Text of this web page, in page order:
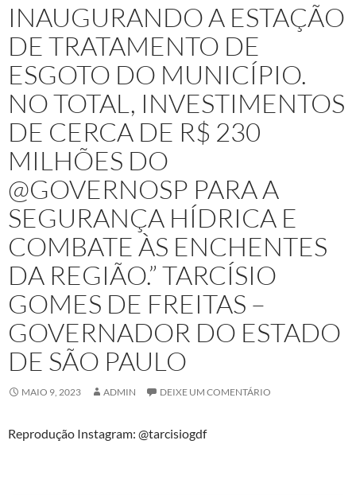
INAUGURANDO A ESTAÇÃO
DE TRATAMENTO DE
ESGOTO DO MUNICÍPIO.
NO TOTAL, INVESTIMENTOS
DE CERCA DE R$ 230
MILHÕES DO
@GOVERNOSP PARA A
SEGURANÇA HÍDRICA E
COMBATE ÀS ENCHENTES
DA REGIÃO.” TARCÍSIO
GOMES DE FREITAS –
GOVERNADOR DO ESTADO
DE SÃO PAULO
MAIO 9, 2023 ADMIN DEIXE UM COMENTÁRIO
Reprodução Instagram: @tarcisiogdf